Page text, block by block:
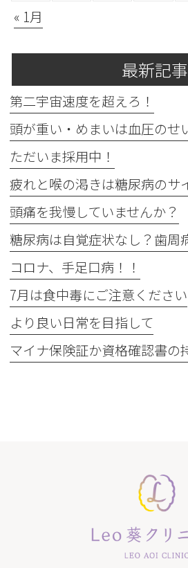
« 1月
最新記事
第二宇宙速度を超えろ！
ただいま採用中！
頭痛を我慢していませんか？
コロナ、手足口病！！
7月は食中毒にご注意ください
より良い日常を目指して